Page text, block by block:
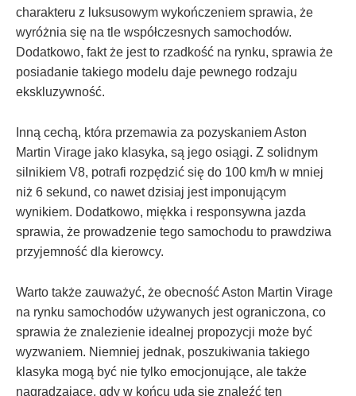
charakteru z luksusowym wykończeniem sprawia,‌ że ​
wyróżnia się‌ na tle⁣ współczesnych​ samochodów.⁢
Dodatkowo, ‌fakt że jest to ‍rzadkość na rynku, sprawia że
‌posiadanie takiego modelu⁢ daje pewnego rodzaju
‌ekskluzywność.
Inną cechą, która przemawia‌ za pozyskaniem Aston‍
Martin Virage jako klasyka, są jego osiągi. Z‍ solidnym⁣
silnikiem V8, potrafi‌ rozpędzić ⁤się do 100 km/h w mniej
niż‌ 6‍ sekund, co nawet dzisiaj‍ jest imponującym
wynikiem. Dodatkowo, miękka i responsywna jazda
sprawia,‌ że⁤ prowadzenie tego samochodu to prawdziwa⁤
przyjemność dla​ kierowcy.
Warto także zauważyć,‍ że obecność Aston‍ Martin Virage
na rynku samochodów‌ używanych jest ograniczona, ​co
sprawia że znalezienie idealnej propozycji ‍może być
wyzwaniem. Niemniej jednak, ‍poszukiwania takiego
klasyka mogą⁤ być nie tylko emocjonujące, ⁣ale także‌
nagradzające, gdy w ​końcu ‌uda się znaleźć ten